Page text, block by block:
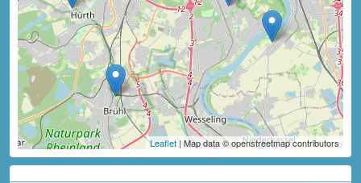
Leaflet | Map data © openstreetmap contributors